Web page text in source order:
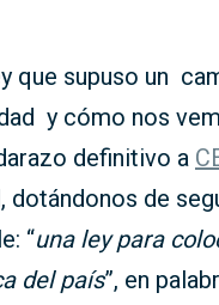
que supuso un
y cómo nos
definitivo a
dotándonos de
“una ley para
del país”, en